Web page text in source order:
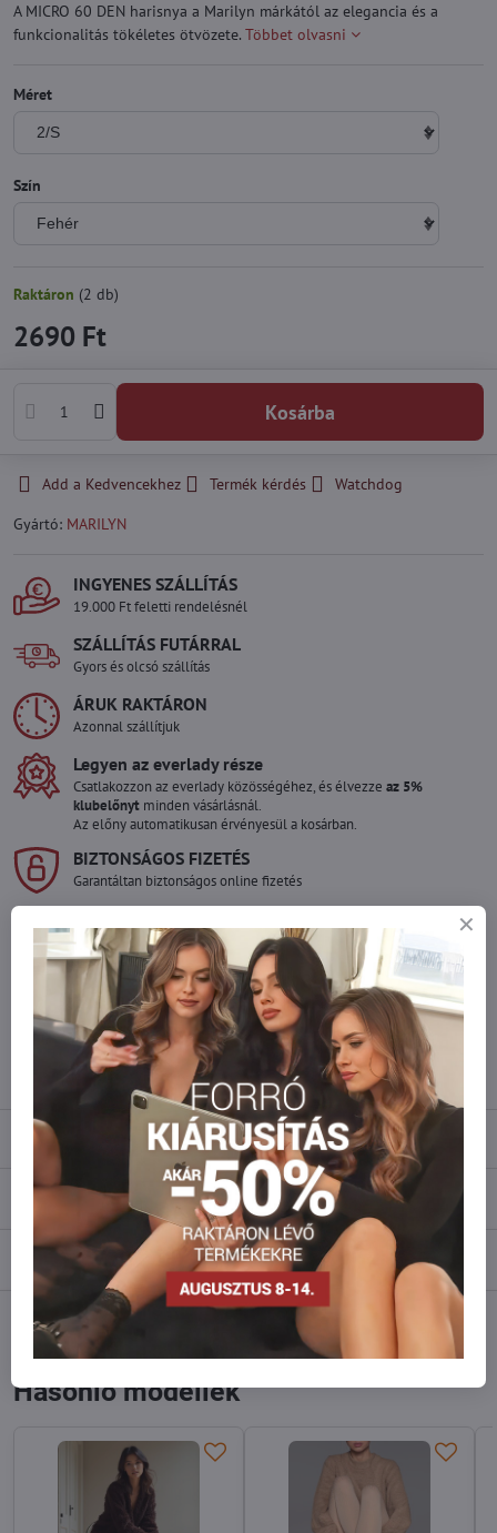
A MICRO 60 DEN harisnya a Marilyn márkától az elegancia és a
funkcionalitás tökéletes ötvözete. Többet olvasni
Méret
Szín
Raktáron (2 db)
2690 Ft
Kosárba
Add a Kedvencekhez Termék kérdés
Watchdog
Gyártó: MARILYN
INGYENES SZÁLLÍTÁS
19.000 Ft feletti rendelésnél
SZÁLLÍTÁS FUTÁRRAL
Gyors és olcsó szállítás
ÁRUK RAKTÁRON
Azonnal szállítjuk
Legyen az everlady része
Csatlakozzon az everlady közösségéhez, és élvezze az 5%
klubelőnyt minden vásárlásnál.
Az előny automatikusan érvényesül a kosárban.
BIZTONSÁGOS FIZETÉS
Garantáltan biztonságos online fizetés
Szeretne több terméket rendelni mint
amennyi raktáron van?
Ne habozzon kapcsolatba lépni velünk, raktárra szállítjuk az árut!
info​@everlady​.eu
Leírás
Vélemények 0
Fórum 0
Facebook Reddit LinkedIn WhatsApp
mail
Hasonló modellek